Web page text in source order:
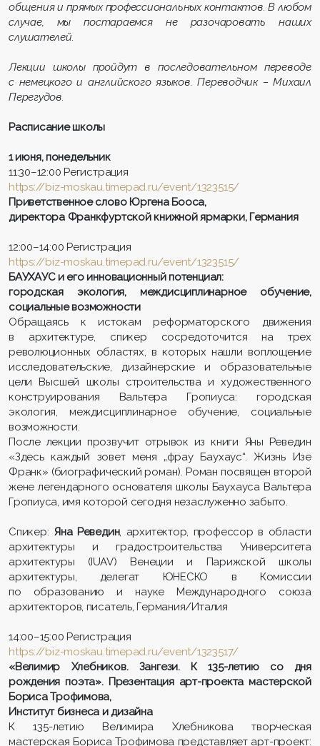
общения и прямых профессиональных контактов. В любом
случае, мы постараемся не разочаровать наших
слушателей.
Лекции школы пройдут в последовательном переводе
с немецкого и английского языков. Переводчик – Михаил
Перегудов.
Расписание школы
1 июня, понедельник
11:30–12:00 Регистрация
https://biz-moskau.timepad.ru/event/1323515/
Приветственное слово Юргена Бооса,
директора Франкфуртской книжной ярмарки, Германия
12:00–14:00 Регистрация
https://biz-moskau.timepad.ru/event/1323515/
БАУХАУС и его инновационный потенциал:
городская экология, междисциплинарное обучение,
социальные возможности
Обращаясь к истокам реформаторского движения
в архитектуре, спикер сосредоточится на трех
революционных областях, в которых нашли воплощение
исследовательские, дизайнерские и образовательные
цели Высшей школы строительства и художественного
конструирования Вальтера Гропиуса: городская
экология, междисциплинарное обучение, социальные
возможности.
После лекции прозвучит отрывок из книги Яны Реведин
«Здесь каждый зовет меня „фрау Баухаус“. Жизнь Изе
Франк» (биографический роман). Роман посвящен второй
жене легендарного основателя школы Баухауса Вальтера
Гропиуса, имя которой сегодня незаслуженно забыто.
Спикер: Яна Реведин, архитектор, профессор в области
архитектуры и градостроительства Университета
архитектуры (IUAV) Венеции и Парижской школы
архитектуры, делегат ЮНЕСКО в Комиссии
по образованию и науке Международного союза
архитекторов, писатель, Германия/Италия
14:00–15:00 Регистрация
https://biz-moskau.timepad.ru/event/1323517/
«Велимир Хлебников. Зангези. К 135-летию со дня
рождения поэта». Презентация арт-проекта мастерской
Бориса Трофимова,
Институт бизнеса и дизайна
К 135-летию Велимира Хлебникова творческая
мастерская Бориса Трофимова представляет арт-проект: